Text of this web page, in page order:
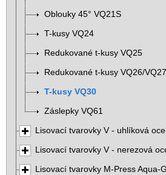
Oblouky 45° VQ21S
T-kusy VQ24
Redukované t-kusy VQ25
Redukované t-kusy VQ26/VQ27
T-kusy VQ30
Záslepky VQ61
Lisovací tvarovky V - uhlíková ocel
Lisovací tvarovky V - nerezová
Lisovací tvarovky M-Press Aqua-